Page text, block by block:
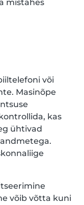
mistahes
või
Masinõpe
kas
ühtivad
võib võtta kuni